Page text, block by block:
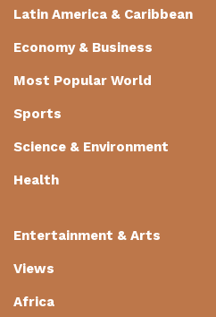
Latin America & Caribbean
Economy & Business
Most Popular World
Sports
Science & Environment
Health
Entertainment & Arts
Views
Africa